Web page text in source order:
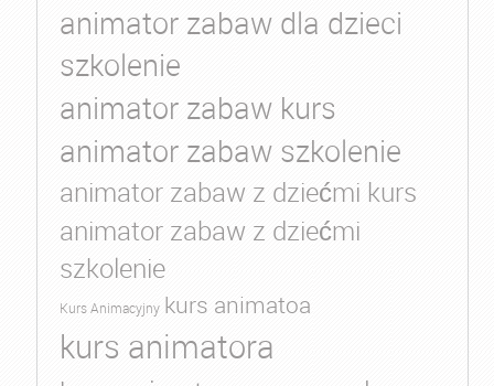
animator zabaw dla dzieci
szkolenie
animator zabaw kurs
animator zabaw szkolenie
animator zabaw z dziećmi kurs
animator zabaw z dziećmi
szkolenie
Kurs Animacyjny kurs animatoa
kurs animatora